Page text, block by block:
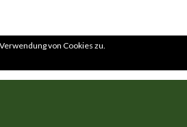
von Cookies zu.